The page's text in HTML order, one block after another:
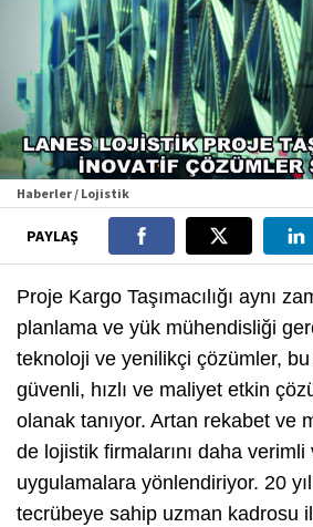
Haberler / Lojistik
PAYLAŞ
Proje Kargo Taşımacılığı aynı
planlama ve yük mühendisliği
teknoloji ve yenilikçi çözümler,
güvenli, hızlı ve maliyet etkin
olanak tanıyor. Artan rekabet ve
de lojistik firmalarını daha
uygulamalara yönlendiriyor. 20
tecrübeye sahip uzman kadrosu